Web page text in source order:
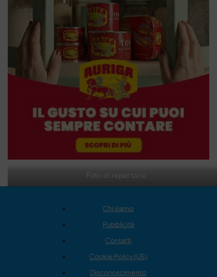
Foto di repertorio
Chi siamo
Pubblicità
Contatti
Cookie Policy (UE)
Disconoscimento